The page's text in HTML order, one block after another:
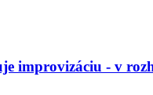
improvizáciu - v